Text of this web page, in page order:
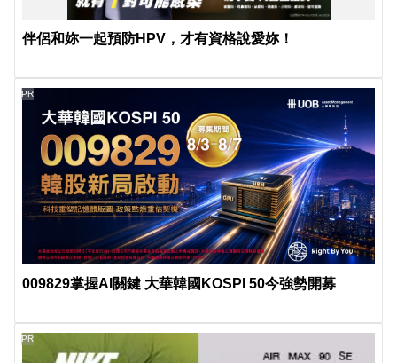
伴侶和妳一起預防HPV，才有資格說愛妳！
009829掌握AI關鍵 大華韓國KOSPI 50今強勢開募
PR
PR